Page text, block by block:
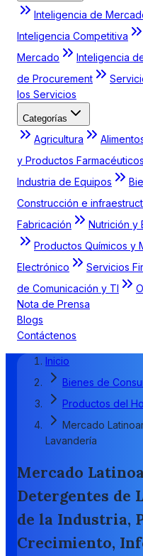
Inteligencia de
Inteligencia Competitiva
Mercado
Inteligencia
de Procurement
los Servicios
Categorías
Agricultura
y Productos Farmacéuticos
Industria de Equipos
Construcción e
Fabricación
Nutrición y
Productos Químicos y
Electrónico
Servicios
de Comunicación y TI
Nota de Prensa
Blogs
Contáctenos
Inicio
Bienes de
Productos del
Mercado
Lavandería
Mercado
Detergentes de
de la Industria,
Crecimiento,